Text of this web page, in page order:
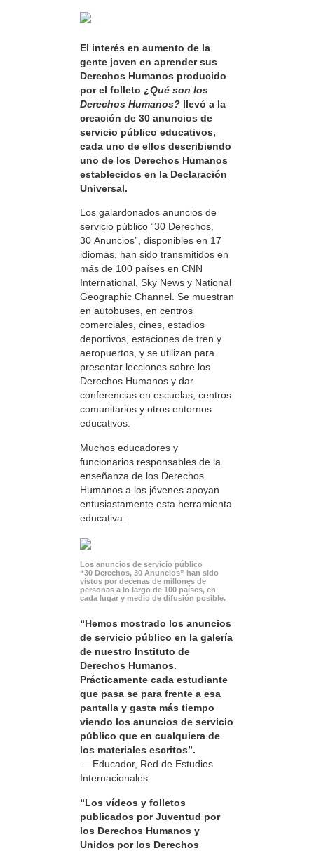
El interés en aumento de la
gente joven en aprender sus
Derechos Humanos producido
por el folleto ¿Qué son los
Derechos Humanos? llevó a la
creación de 30 anuncios de
servicio público educativos,
cada uno de ellos describiendo
uno de los Derechos Humanos
establecidos en la Declaración
Universal.
Los galardonados anuncios de
servicio público “30 Derechos,
30 Anuncios”, disponibles en 17
idiomas, han sido transmitidos en
más de 100 países en CNN
International, Sky News y National
Geographic Channel. Se muestran
en autobuses, en centros
comerciales, cines, estadios
deportivos, estaciones de tren y
aeropuertos, y se utilizan para
presentar lecciones sobre los
Derechos Humanos y dar
conferencias en escuelas, centros
comunitarios y otros entornos
educativos.
Muchos educadores y
funcionarios responsables de la
enseñanza de los Derechos
Humanos a los jóvenes apoyan
entusiastamente esta herramienta
educativa:
Los anuncios de servicio público
“30 Derechos, 30 Anuncios” han sido
vistos por decenas de millones de
personas a lo largo de 100 países, en
cada lugar y medio de difusión posible.
“Hemos mostrado los anuncios
de servicio público en la galería
de nuestro Instituto de
Derechos Humanos.
Prácticamente cada estudiante
que pasa se para frente a esa
pantalla y gasta más tiempo
viendo los anuncios de servicio
público que en cualquiera de
los materiales escritos”.
— Educador, Red de Estudios
Internacionales
“Los vídeos y folletos
publicados por Juventud por
los Derechos Humanos y
Unidos por los Derechos